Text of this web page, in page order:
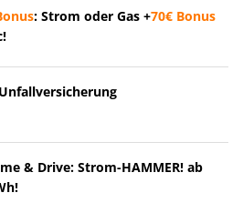
: Strom oder Gas +70€ Bonus
& Drive: Strom-HAMMER! ab